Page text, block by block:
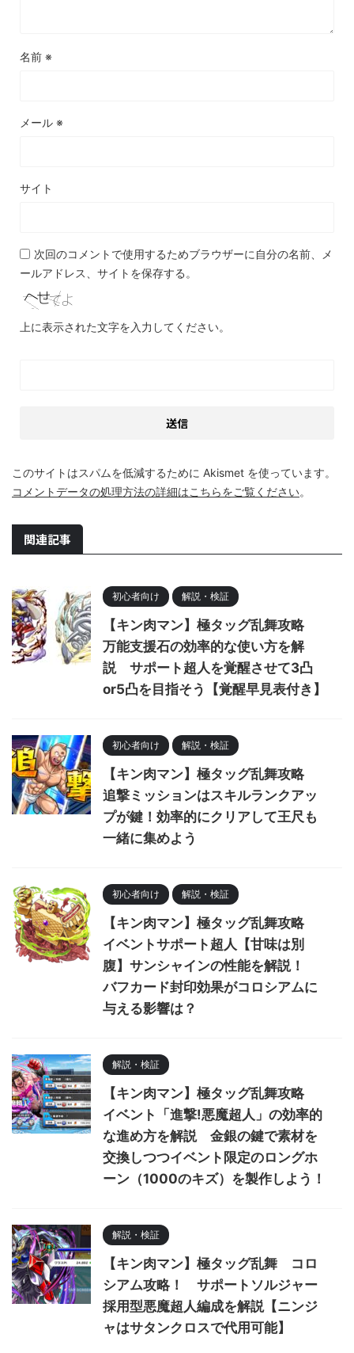
名前 ※
メール ※
サイト
次回のコメントで使用するためブラウザーに自分の名前、メ
ールアドレス、サイトを保存する。
上に表示された文字を入力してください。
このサイトはスパムを低減するために Akismet を使っています。
コメントデータの処理方法の詳細はこちらをご覧ください。
関連記事
初心者向け 解説・検証
【キン肉マン】極タッグ乱舞攻略
万能支援石の効率的な使い方を解
説 サポート超人を覚醒させて3凸
or5凸を目指そう【覚醒早見表付き】
初心者向け 解説・検証
【キン肉マン】極タッグ乱舞攻略
追撃ミッションはスキルランクアッ
プが鍵！効率的にクリアして王尺も
一緒に集めよう
初心者向け 解説・検証
【キン肉マン】極タッグ乱舞攻略
イベントサポート超人【甘味は別
腹】サンシャインの性能を解説！
バフカード封印効果がコロシアムに
与える影響は？
解説・検証
【キン肉マン】極タッグ乱舞攻略
イベント「進撃!悪魔超人」の効率的
な進め方を解説 金銀の鍵で素材を
交換しつつイベント限定のロングホ
ーン（1000のキズ）を製作しよう！
解説・検証
【キン肉マン】極タッグ乱舞 コロ
シアム攻略！ サポートソルジャー
採用型悪魔超人編成を解説【ニンジ
ャはサタンクロスで代用可能】